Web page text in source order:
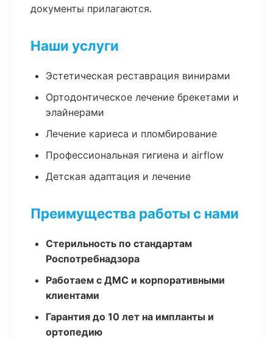
документы прилагаются.
Наши услуги
Эстетическая реставрация винирами
Ортодонтическое лечение брекетами и
элайнерами
Лечение кариеса и пломбирование
Профессиональная гигиена и airflow
Детская адаптация и лечение
Преимущества работы с нами
Стерильность по стандартам
Роспотребнадзора
Работаем с ДМС и корпоративными
клиентами
Гарантия до 10 лет на импланты и
ортопедию